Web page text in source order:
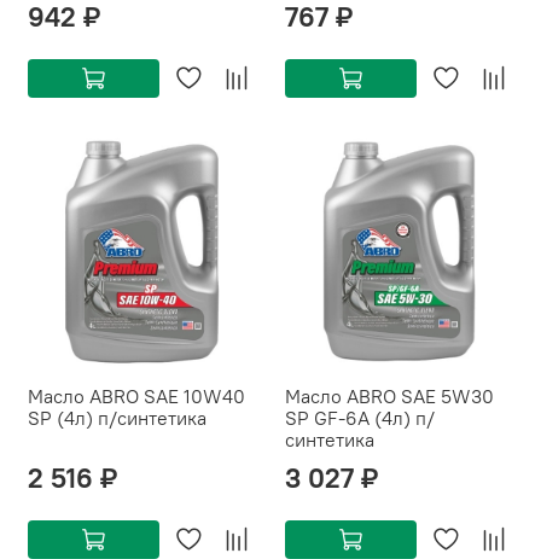
942 ₽ 767 ₽
Масло ABRO SAE 10W40
SP (4л) п/синтетика
2 516 ₽
Масло ABRO SAE 5W30
SP GF-6A (4л) п/
синтетика
3 027 ₽